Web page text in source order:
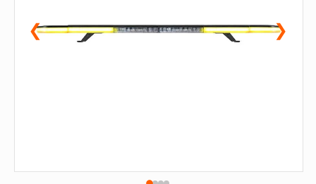
❮ ❯